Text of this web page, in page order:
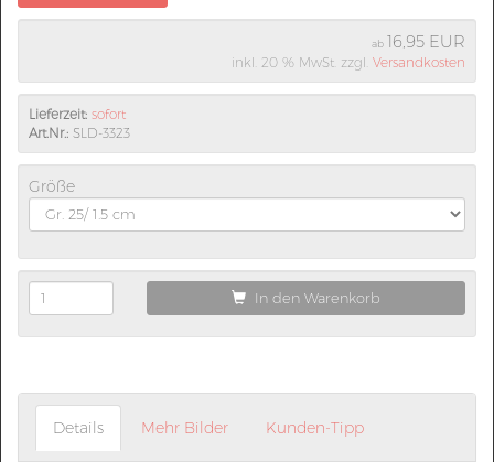
ab 16,95 EUR
inkl. 20 % MwSt. zzgl. Versandkosten
Lieferzeit: sofort
Art.Nr.: SLD-3323
Größe
In den Warenkorb
Details Mehr Bilder Kunden-Tipp